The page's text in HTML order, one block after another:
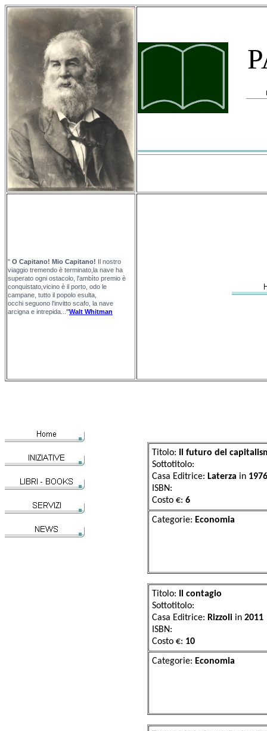
" O Capitano! Mio Capitano! Il nostro
viaggio tremendo è terminato,la nave ha
superato ogni ostacolo, l'ambìto premio è
conquistato,vicino è il porto, odo le
campane, tutto il popolo esulta,
occhi seguono l'invitto scafo, la nave
arcigna e intrepida... "Walt Whitman
Titolo:
Il futuro del
Sottotitolo:
Casa Editrice: Laterza in 1976
ISBN:
Costo €: 6
Categorie:
Titolo:
Il contagio
Sottotitolo:
Casa Editrice: Rizzoli in 2011
ISBN:
Costo €: 10
Categorie: